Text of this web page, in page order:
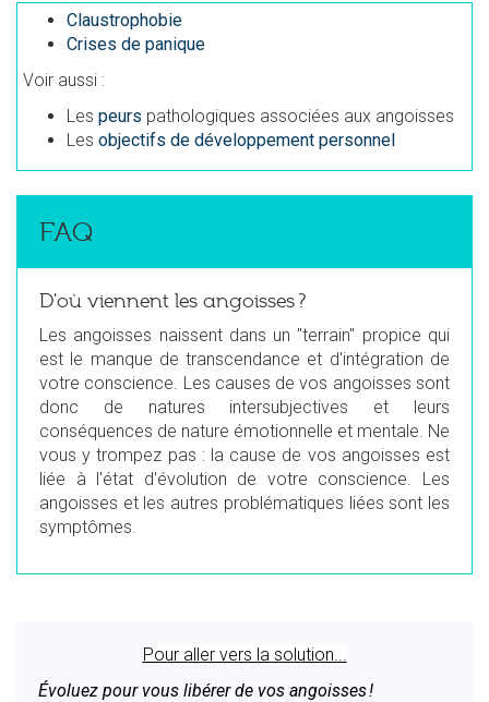
Claustrophobie
Crises de panique
Voir aussi :
Les peurs pathologiques associées aux angoisses
Les objectifs de développement personnel
FAQ
D'où viennent les angoisses ?
Les angoisses naissent dans un "terrain" propice qui
est le manque de transcendance et d'intégration de
votre conscience. Les causes de vos angoisses sont
donc de natures intersubjectives et leurs
conséquences de nature émotionnelle et mentale. Ne
vous y trompez pas : la cause de vos angoisses est
liée à l'état d'évolution de votre conscience. Les
angoisses et les autres problématiques liées sont les
symptômes.
Pour aller vers la solution...
Évoluez pour vous libérer de vos angoisses !